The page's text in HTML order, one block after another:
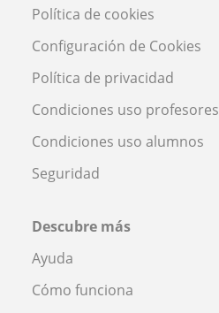
Política de cookies
Configuración de Cookies
Política de privacidad
Condiciones uso profesores
Condiciones uso alumnos
Seguridad
Descubre más
Ayuda
Cómo funciona